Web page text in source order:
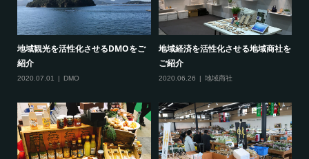
地域観光を活性化させるDMOをご
紹介
2020.07.01 DMO
地域経済を活性化させる地域商社を
ご紹介
2020.06.26 地域商社